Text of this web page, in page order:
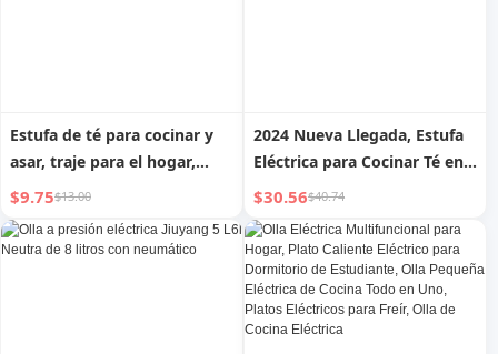
Estufa de té para cocinar y
asar, traje para el hogar,
interior, juego completo de
electrodomésticos, reunión
de invierno, olla caliente,
$9.75$13.00
2024 Nueva Llegada, Estufa
Eléctrica para Cocinar Té en
Casa, Barbacoa de Interior
sin Humo, Juego Completo
de Electrodomésticos para
Asar
$30.56$40.74